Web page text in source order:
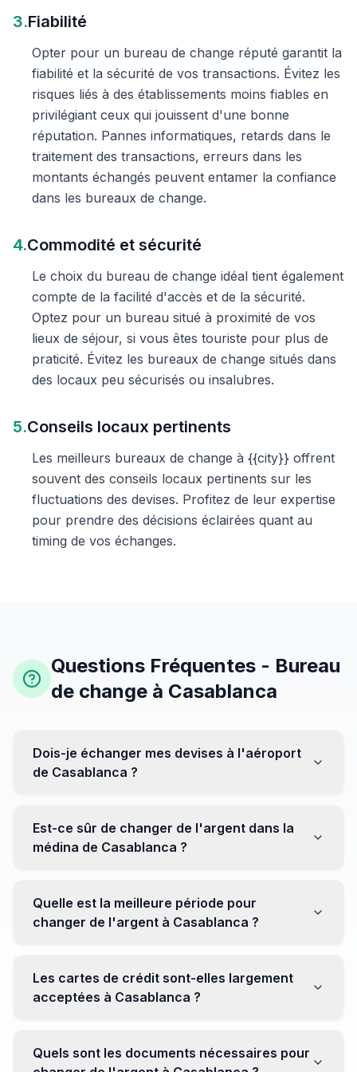
3.Fiabilité
Opter pour un bureau de change réputé garantit la
fiabilité et la sécurité de vos transactions. Évitez les
risques liés à des établissements moins fiables en
privilégiant ceux qui jouissent d'une bonne
réputation. Pannes informatiques, retards dans le
traitement des transactions, erreurs dans les
montants échangés peuvent entamer la confiance
dans les bureaux de change.
4.Commodité et sécurité
Le choix du bureau de change idéal tient également
compte de la facilité d'accès et de la sécurité.
Optez pour un bureau situé à proximité de vos
lieux de séjour, si vous êtes touriste pour plus de
praticité. Évitez les bureaux de change situés dans
des locaux peu sécurisés ou insalubres.
5.Conseils locaux pertinents
Les meilleurs bureaux de change à {{city}} offrent
souvent des conseils locaux pertinents sur les
fluctuations des devises. Profitez de leur expertise
pour prendre des décisions éclairées quant au
timing de vos échanges.
Questions Fréquentes - Bureau
de change à Casablanca
Dois-je échanger mes devises à l'aéroport
de Casablanca ?
être moins avantageux. Orientez-vous plutôt vers les
bureaux de change en ville pour obtenir de meilleurs
Est-ce sûr de changer de l'argent dans la
médina de Casablanca ?
établissements réputés pour éviter les surprises.
Quelle est la meilleure période pour
changer de l'argent à Casablanca ?
soyez attentif aux fluctuations pour maximiser la valeur
de vos devises.
Les cartes de crédit sont-elles largement
acceptées à Casablanca ?
Cependant, avoir un peu de monnaie locale peut être
Quels sont les documents nécessaires pour